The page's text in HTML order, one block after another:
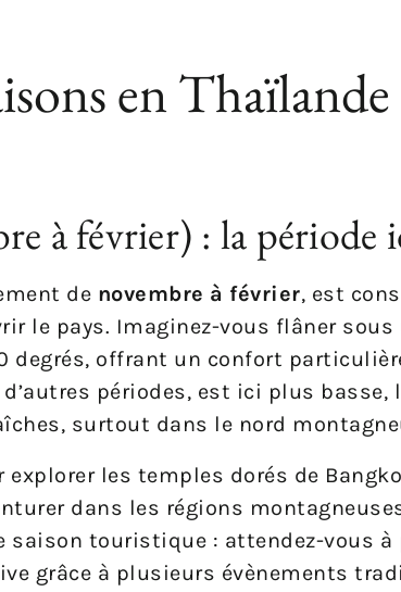
en
à février) : la période
de novembre à février, est
le pays. Imaginez-vous flâner sous
offrant un confort
périodes, est ici plus basse,
surtout dans le nord
les temples dorés de
dans les régions
saison touristique : attendez-vous
grâce à plusieurs évènements